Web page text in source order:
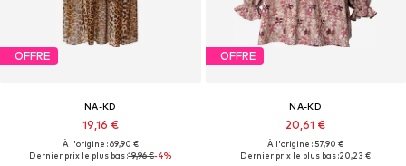
OFFRE
NA-KD
19,16 €
À l'origine : 69,90 €
Dernier prix le plus bas :19,96 €-4%
OFFRE
NA-KD
20,61 €
À l'origine : 57,90 €
Dernier prix le plus bas :20,23 €